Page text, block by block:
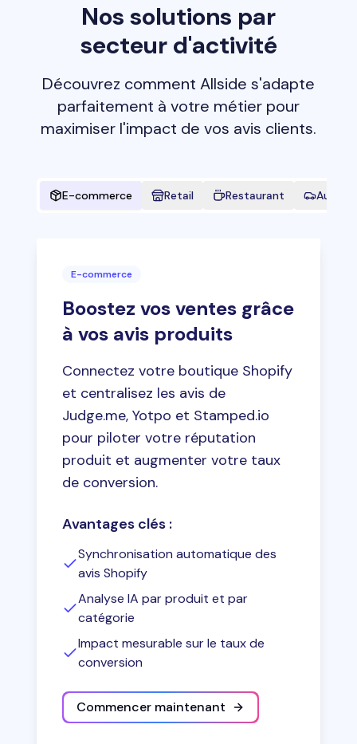
Nos solutions par
secteur d'activité
Découvrez comment Allside s'adapte
parfaitement à votre métier pour
maximiser l'impact de vos avis clients.
E-commerce Retail Restaurant
E-commerce
Boostez vos ventes grâce
à vos avis produits
Connectez votre boutique Shopify
et centralisez les avis de
Judge.me, Yotpo et Stamped.io
pour piloter votre réputation
produit et augmenter votre taux
de conversion.
Avantages clés :
Synchronisation automatique des
avis Shopify
Analyse IA par produit et par
catégorie
Impact mesurable sur le taux de
conversion
Commencer maintenant